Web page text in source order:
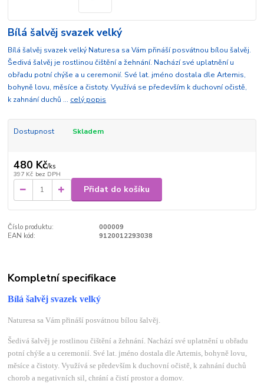
Bílá šalvěj svazek velký
Bílá šalvěj svazek velký Naturesa sa Vám přináší posvátnou bílou šalvěj.
Šedivá šalvěj je rostlinou čištění a žehnání. Nachází své uplatnění u
obřadu potní chýše a u ceremonií. Své lat. jméno dostala dle Artemis,
bohyně lovu, měsíce a čistoty. Využívá se především k duchovní očistě,
k zahnání duchů ... celý popis
Dostupnost Skladem
480 Kč/ks
397 Kč bez DPH
Přidat do košíku
Číslo produktu:
000009
EAN kód:
9120012293038
Kompletní specifikace
Bílá šalvěj svazek velký
Naturesa sa Vám přináší posvátnou bílou šalvěj.
Šedivá šalvěj je rostlinou čištění a žehnání. Nachází své uplatnění u obřadu
potní chýše a u ceremonií. Své lat. jméno dostala dle Artemis, bohyně lovu,
měsíce a čistoty. Využívá se především k duchovní očistě, k zahnání duchů
chorob a negativních sil, chrání a čistí prostor a domov.